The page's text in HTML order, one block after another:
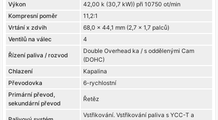
Výkon
42,00 k (30,7 kW)) při 10750 ot/min
Kompresní poměr
11,2:1
Vrtání x zdvih
68,0 x 44,1 mm (2,7 x 1,7 palců)
Ventilů na válec
4
Řízení paliva / rozvod
Double Overhead ka / s oddělenými Cam
(DOHC)
Chlazení
Kapalina
Převodovka
6-rychlostní
Primární převod,
sekundární převod
Řetěz
Vstřikování. Vstřikování paliva s YCC-T a